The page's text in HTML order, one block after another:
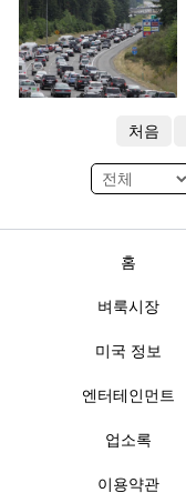
처음
홈
벼룩시장
미국 정보
엔터테인먼트
업소록
이용약관